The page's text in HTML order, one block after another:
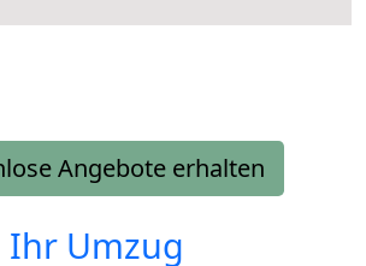
Angebote erhalten
Ihr Umzug